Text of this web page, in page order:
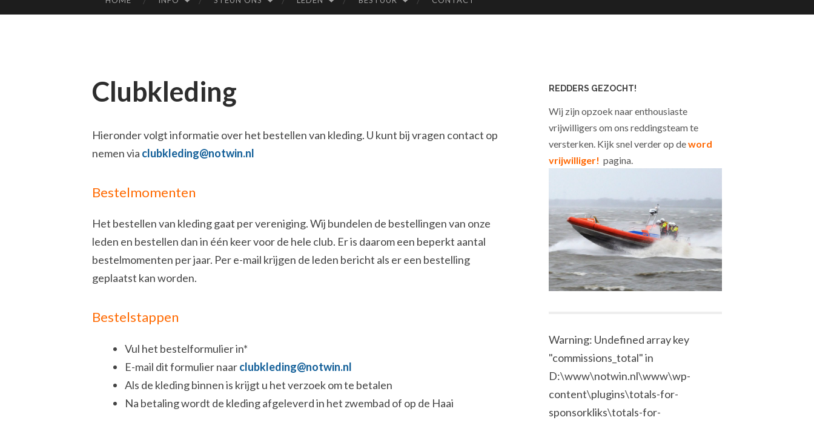
NAAR
Clubkleding
Hieronder volgt informatie over het bestellen van kleding. U kunt bij vragen contact op
nemen via clubkleding@notwin.nl
Bestelmomenten
Het bestellen van kleding gaat per vereniging. Wij bundelen de bestellingen van onze
leden en bestellen dan in één keer voor de hele club. Er is daarom een beperkt aantal
bestelmomenten per jaar. Per e-mail krijgen de leden bericht als er een bestelling
geplaatst kan worden.
Bestelstappen
Vul het bestelformulier in*
E-mail dit formulier naarclubkleding@notwin.nl
Als de kleding binnen is krijgt u het verzoek om te betalen
Na betaling wordt de kleding afgeleverd in het zwembad of op de Haai
REDDERS GEZOCHT!
Wij zijn opzoek naar enthousiaste
vrijwilligers om ons reddingsteam te
versterken. Kijk snel verder op deword
vrijwilliger! pagina.
Warning: Undefined array key
"commissions_total" in
D:\www\notwin.nl\www\wp-
content\plugins\totals-for-
sponsorkliks\totals-for-